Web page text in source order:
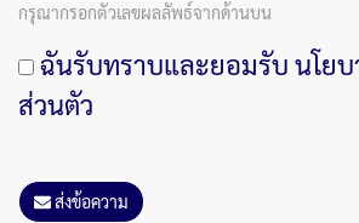
กรุณากรอกตัวเลขผลลัพธ์จากด้านบน
ฉันรับทราบและยอมรับ นโย
ส่วนตัว
ส่งข้อความ